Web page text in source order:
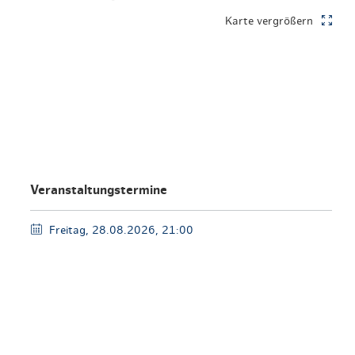
Karte vergrößern
Veranstaltungstermine
Freitag, 28.08.2026, 21:00